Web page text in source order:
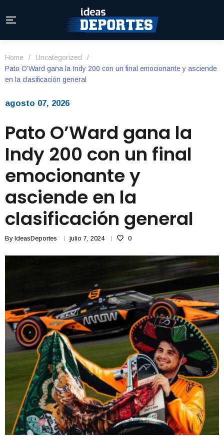
Home / Uncategorized
/
Pato O’Ward gana la Indy 200 con un final emocionante y asciende
en la clasificación general
agosto 07, 2026
Pato O’Ward gana la
Indy 200 con un final
emocionante y
asciende en la
clasificación general
By IdeasDeportes julio 7, 2024 0